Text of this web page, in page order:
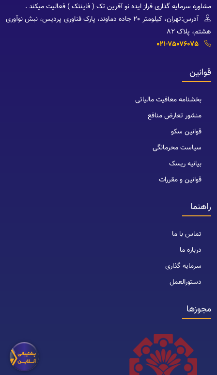
مشاوره سرمایه گذاری فراز ایده نو آفرین تک ( فاینتک ) فعالیت میکند .
آدرس:تهران، کیلومتر 20 جاده دماوند، پارک فناوری پردیس، نبش نوآوری
هشتم، پلاک 82
قوانین
بخشنامه معافیت مالیاتی
منشور تعارض منافع
قوانین سکو
سیاست محرمانگی
بیانیه ریسک
قوانین و مقررات
راهنما
تماس با ما
درباره ما
سرمایه گذاری
دستورالعمل
مجوزها